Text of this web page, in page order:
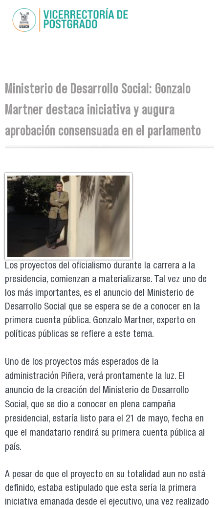
contenido
Se encuentra usted aquí
Ministerio de Desarrollo Social: Gonzalo
Martner destaca iniciativa y augura
aprobación consensuada en el parlamento
Los proyectos del oficialismo durante la carrera a la
presidencia, comienzan a materializarse. Tal vez uno de
los más importantes, es el anuncio del Ministerio de
Desarrollo Social que se espera se de a conocer en la
primera cuenta pública. Gonzalo Martner, experto en
políticas públicas se refiere a este tema.
Uno de los proyectos más esperados de la
administración Piñera, verá prontamente la luz. El
anuncio de la creación del Ministerio de Desarrollo
Social, que se dio a conocer en plena campaña
presidencial, estaría listo para el 21 de mayo, fecha en
que el mandatario rendirá su primera cuenta pública al
país.
A pesar de que el proyecto en su totalidad aun no está
definido, estaba estipulado que esta sería la primera
iniciativa emanada desde el ejecutivo, una vez realizado